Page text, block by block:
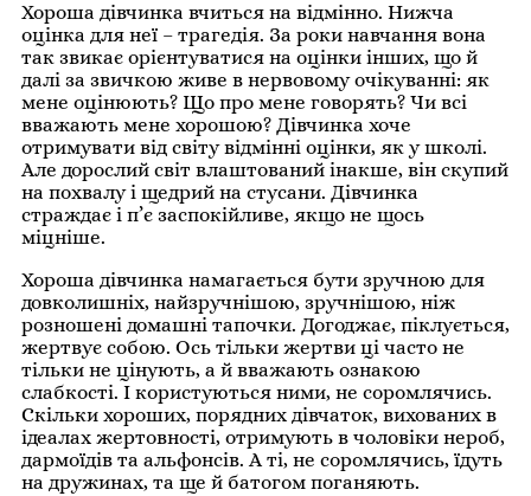
Хороша дівчинка вчиться на відмінно. Нижча
оцінка для неї – трагедія. За роки навчання вона
так звикає орієнтуватися на оцінки інших, що й
далі за звичкою живе в нервовому очікуванні: як
мене оцінюють? Що про мене говорять? Чи всі
вважають мене хорошою? Дівчинка хоче
отримувати від світу відмінні оцінки, як у школі.
Але дорослий світ влаштований інакше, він скупий
на похвалу і щедрий на стусани. Дівчинка
страждає і п’є заспокійливе, якщо не щось
міцніше.
Хороша дівчинка намагається бути зручною для
довколишніх, найзручнішою, зручнішою, ніж
розношені домашні тапочки. Догоджає, піклується,
жертвує собою. Ось тільки жертви ці часто не
тільки не цінують, а й вважають ознакою
слабкості. І користуються ними, не соромлячись.
Скільки хороших, порядних дівчаток, вихованих в
ідеалах жертовності, отримують в чоловіки нероб,
дармоїдів та альфонсів. А ті, не соромлячись, їдуть
на дружинах, та ще й батогом поганяють.